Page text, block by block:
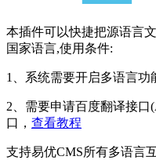
本插件可以快捷把源语言
国家语言,使用条件:
1、系统需要开启多语言
2、需要申请百度翻译接口
口， 查看教程
支持易优CMS所有多语言